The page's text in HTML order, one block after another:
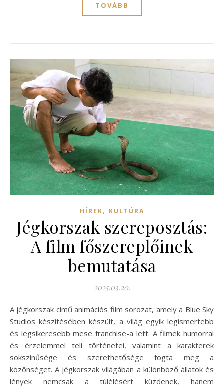
TOVÁBB
HÍREK, KULTÚRA
Jégkorszak szereposztás:
A film főszereplőinek
bemutatása
2025.03.20.
A jégkorszak című animációs film sorozat, amely a Blue Sky
Studios készítésében készült, a világ egyik legismertebb
és legsikeresebb mese franchise-a lett. A filmek humorral
és érzelemmel teli történetei, valamint a karakterek
sokszínűsége és szerethetősége fogta meg a
közönséget. A jégkorszak világában a különböző állatok és
lények nemcsak a túlélésért küzdenek, hanem